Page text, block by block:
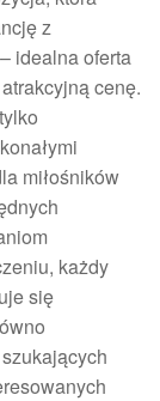
z
idealna oferta
cenę.
miłośników
każdy
się